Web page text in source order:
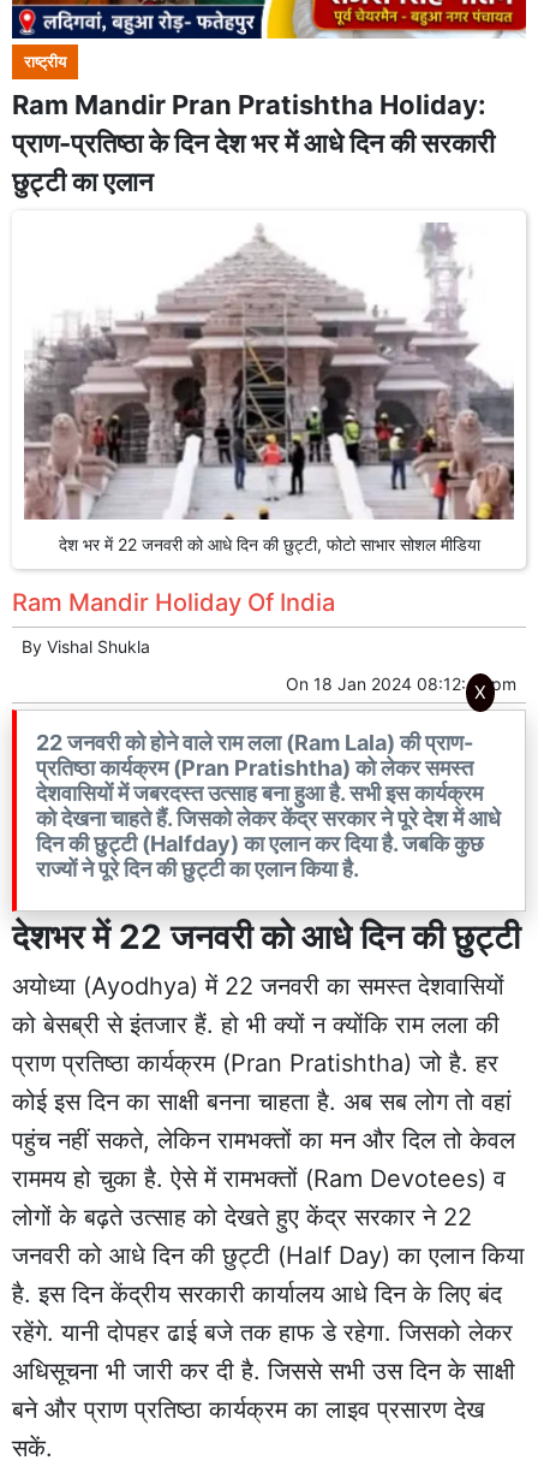
राष्ट्रीय
Ram Mandir Pran Pratishtha Holiday:
प्राण-प्रतिष्ठा के दिन देश भर में आधे दिन की सरकारी
छुट्टी का एलान
देश भर में 22 जनवरी को आधे दिन की छुट्टी, फोटो साभार सोशल मीडिया
Ram Mandir Holiday Of India
By Vishal Shukla
On 18 Jan 2024 08:12:47 pm
22 जनवरी को होने वाले राम लला (Ram Lala) की प्राण-
प्रतिष्ठा कार्यक्रम (Pran Pratishtha) को लेकर समस्त
देशवासियों में जबरदस्त उत्साह बना हुआ है. सभी इस कार्यक्रम
को देखना चाहते हैं. जिसको लेकर केंद्र सरकार ने पूरे देश में आधे
दिन की छुट्टी (Halfday) का एलान कर दिया है. जबकि कुछ
राज्यों ने पूरे दिन की छुट्टी का एलान किया है.
देशभर में 22 जनवरी को आधे दिन की छुट्टी
अयोध्या (Ayodhya) में 22 जनवरी का समस्त देशवासियों
को बेसब्री से इंतजार हैं. हो भी क्यों न क्योंकि राम लला की
प्राण प्रतिष्ठा कार्यक्रम (Pran Pratishtha) जो है. हर
कोई इस दिन का साक्षी बनना चाहता है. अब सब लोग तो वहां
पहुंच नहीं सकते, लेकिन रामभक्तों का मन और दिल तो केवल
राममय हो चुका है. ऐसे में रामभक्तों (Ram Devotees) व
लोगों के बढ़ते उत्साह को देखते हुए केंद्र सरकार ने 22
जनवरी को आधे दिन की छुट्टी (Half Day) का एलान किया
है. इस दिन केंद्रीय सरकारी कार्यालय आधे दिन के लिए बंद
रहेंगे. यानी दोपहर ढाई बजे तक हाफ डे रहेगा. जिसको लेकर
अधिसूचना भी जारी कर दी है. जिससे सभी उस दिन के साक्षी
बने और प्राण प्रतिष्ठा कार्यक्रम का लाइव प्रसारण देख
सकें.
X